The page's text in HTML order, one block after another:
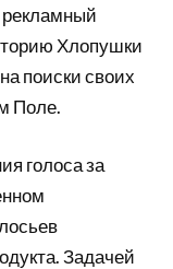
Хлопушки
поиски своих
Поле.
голоса за
Задачей